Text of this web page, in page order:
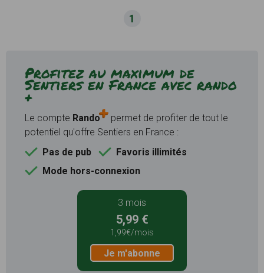
1
Profitez au maximum de
Sentiers en France avec rando
+
Le compte Rando
permet de profiter de tout le
potentiel qu'offre Sentiers en France :
Pas de pub
Favoris illimités
Mode hors-connexion
3 mois
5,99 €
1,99€/mois
Je m'abonne